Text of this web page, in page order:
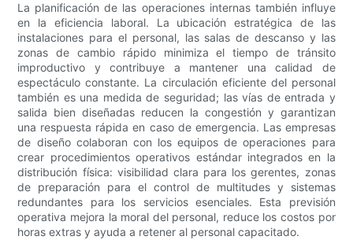
La planificación de las operaciones internas también influye
en la eficiencia laboral. La ubicación estratégica de las
instalaciones para el personal, las salas de descanso y las
zonas de cambio rápido minimiza el tiempo de tránsito
improductivo y contribuye a mantener una calidad de
espectáculo constante. La circulación eficiente del personal
también es una medida de seguridad; las vías de entrada y
salida bien diseñadas reducen la congestión y garantizan
una respuesta rápida en caso de emergencia. Las empresas
de diseño colaboran con los equipos de operaciones para
crear procedimientos operativos estándar integrados en la
distribución física: visibilidad clara para los gerentes, zonas
de preparación para el control de multitudes y sistemas
redundantes para los servicios esenciales. Esta previsión
operativa mejora la moral del personal, reduce los costos por
horas extras y ayuda a retener al personal capacitado.